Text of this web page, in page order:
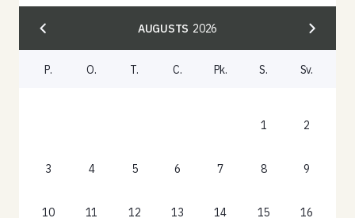
AUGUSTS 2026
P. O. T. C. Pk. S. Sv.
1 2
3 4 5 6 7 8 9
10 11 12 13 14 15 16